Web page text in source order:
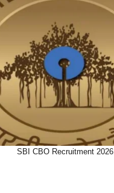
SBI CBO Recruitment 2026